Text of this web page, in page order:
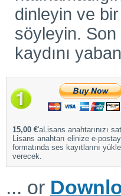
dinleyin ve
söyleyin. Son
kaydını
15,00 €'aLisans anahtarınızı
Lisans anahtarı elinize e-
formatında ses kayıtlarını
verecek.
... or